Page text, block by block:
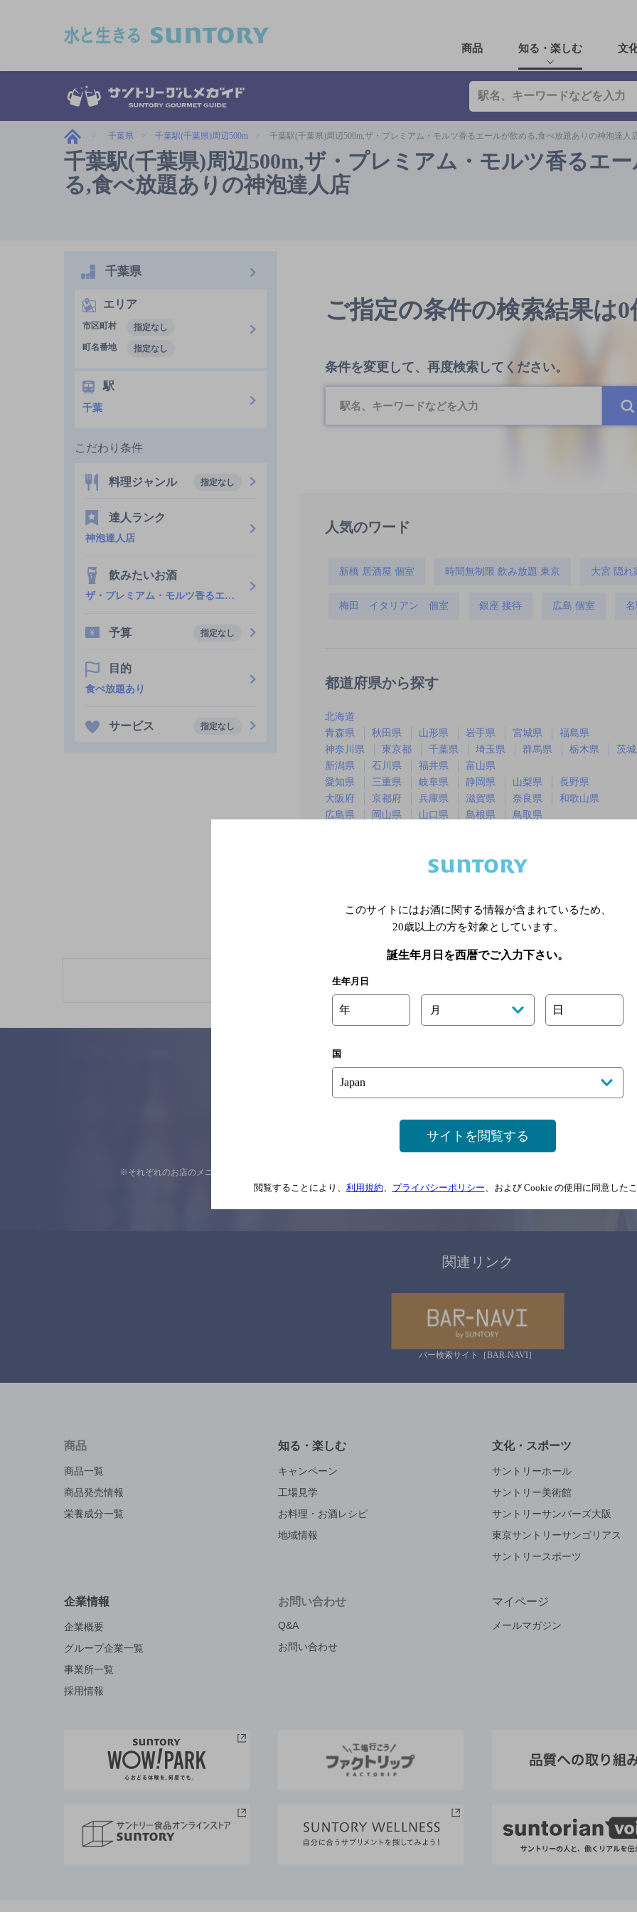
商品 知る・楽しむ 文
千葉県 千葉駅(千葉県)周辺500m 千葉駅(千葉県)周辺500m,ザ・プレミアム・モルツ香るエールが飲める,食べ放題ありの神泡達人
千葉駅(千葉県)周辺500m,ザ・プレミアム・モルツ香るエ
る,食べ放題ありの神泡達人店
ご指定の条件の検索結果は0
条件を変更して、再度検索してください。
人気のワード
新橋 居酒屋 個室 時間無制限 飲み放題 東京 大宮 隠れ
梅田 イタリアン 個室 銀座 接待 広島 個室
都道府県から探す
北海道
青森県
秋田県 山形県 岩手県 宮城県
福島県
神奈川県
東京都 千葉県 埼玉県 群馬県 栃木県
茨
新潟県
石川県 福井県
富山県
愛知県
三重県 岐阜県 静岡県 山梨県
長野県
大阪府
京都府 兵庫県 滋賀県 奈良県
和歌山県
広島県
岡山県 山口県 島根県
鳥取県
※店舗によりハイボール取り扱い銘
千葉県
エリア
市区町村
指定なし
町名番地
指定なし
駅
千葉
こだわり条件
料理ジャンル 指定なし
達人ランク
神泡達人店
飲みたいお酒
ザ・プレミアム・モルツ香るエール
予算 指定なし
目的
食べ放題あり
サービス 指定なし
ご意見・ご感想
※それぞれのお店のメニューや営業時間などの掲載情報については、 念のためお店にご確
関連リンク
バー検索サイト［BAR-NAVI］
商品
商品一覧
商品発売情報
栄養成分一覧
知る・楽しむ
キャンペーン
工場見学
お料理・お酒レシピ
地域情報
文化・スポーツ
サントリーホール
サントリー美術館
サントリーサンバーズ大阪
東京サントリーサンゴリアス
サントリースポーツ
企業情報
企業概要
グループ企業一覧
事業所一覧
採用情報
お問い合わせ
Q&A
お問い合わせ
マイページ
メールマガジン
このサイトにはお酒に関する情報が含まれているため、
20歳以上の方を対象としています。
誕生年月日を西暦でご入力下さい。
生年月日
年 月 日
国
サイトを閲覧する
閲覧することにより、 利用規約、 プライバシーポリシー、および Cookie の使用に同意した